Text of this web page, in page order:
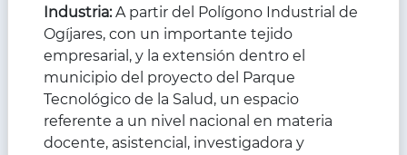
Industria:A partir del Polígono Industrial de
Ogíjares, con un importante tejido
empresarial, y la extensión dentro el
municipio del proyecto del Parque
Tecnológico de la Salud, un espacio
referente a un nivel nacional en materia
docente, asistencial, investigadora y